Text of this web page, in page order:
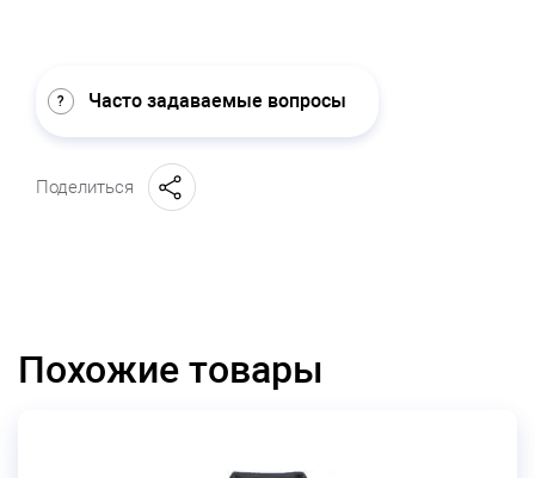
Часто задаваемые вопросы
Поделиться
Похожие товары